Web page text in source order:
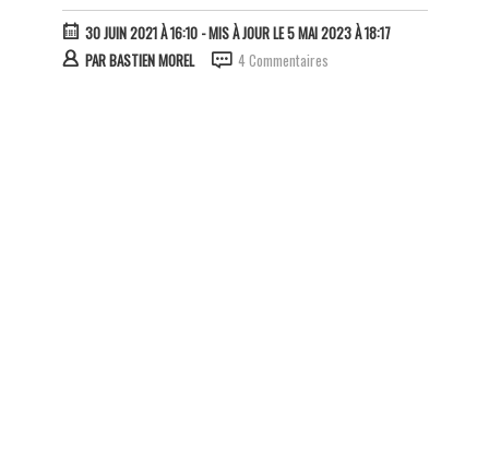
30 JUIN 2021 À 16:10- MIS À JOUR LE 5 MAI 2023 À 18:17
PARBASTIEN MOREL 4 Commentaires